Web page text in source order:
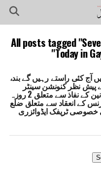
All posts tagged
Today in
آج کئی راستے رہیں گے بند،
پیش نظر کنونشن سینٹر
میں نئے فوجداری قوانین کے نفاذ سے متعلق 2 روزہ
کے انعقاد سے متعلق ضلع
خصوصی ٹریفک ایڈوائزری